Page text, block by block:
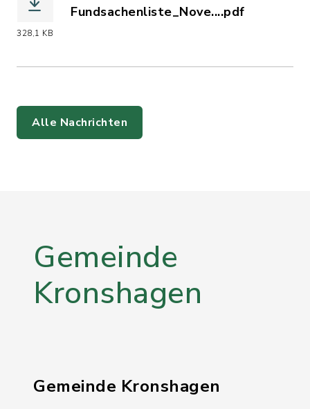
328,1 KB
Fundsachenliste_Nove....pdf
Alle Nachrichten
Gemeinde
Kronshagen
Gemeinde Kronshagen